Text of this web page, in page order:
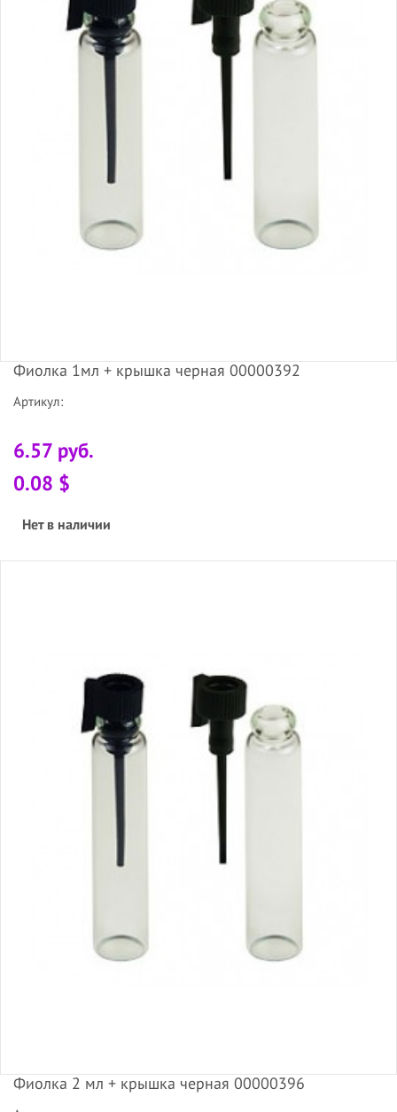
Фиолка 1мл + крышка черная 00000392
Артикул:
6.57 руб.
0.08 $
Нет в наличии
Фиолка 2 мл + крышка черная 00000396